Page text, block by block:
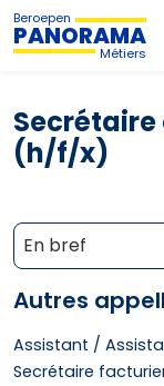
Beroepen
PANORAMA
Métiers
(h/f/x)
En bref
Autres
Assistant /
Secrétaire